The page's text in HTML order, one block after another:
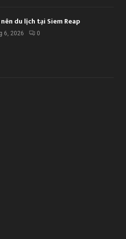
du lịch tại Siem Reap
6, 2026 0